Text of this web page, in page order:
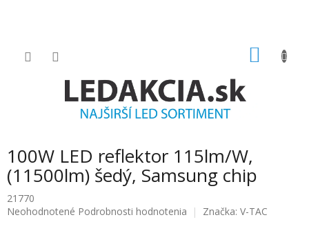
100W LED reflektor 115lm/W,
(11500lm) šedý, Samsung chip
21770
Priemerné
Neohodnotené Podrobnosti hodnotenia Značka: V-TAC